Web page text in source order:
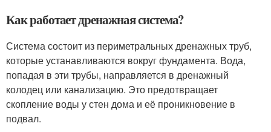
Как работает дренажная система?
Система состоит из периметральных дренажных труб,
которые устанавливаются вокруг фундамента. Вода,
попадая в эти трубы, направляется в дренажный
колодец или канализацию. Это предотвращает
скопление воды у стен дома и её проникновение в
подвал.